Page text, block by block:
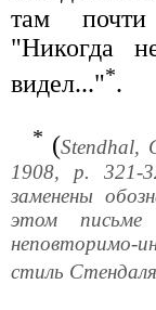
там
"Никогда
видел..."*.
* (Stendhal,
1908, p. 321-
заменены
этом письме
неповторимо-
стиль